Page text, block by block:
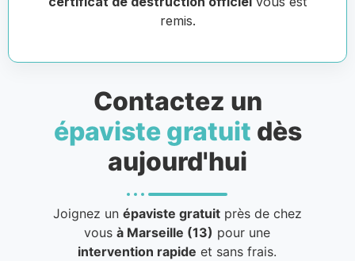
remis.
Contactez un
épaviste gratuit dès
aujourd'hui
Joignez un épaviste gratuitprès de chez
vousà Marseille (13) pour une
intervention rapide et sans frais.